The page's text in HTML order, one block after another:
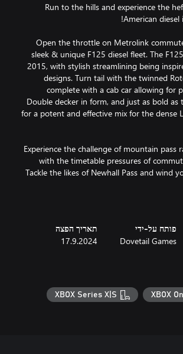
Run to the hills and experience the
Open the throttle on Metrolink
sleek & unique F125 diesel fleet. The
2015, with stylish streamlining being
designs. Turn tail with the twinned
complete with a cab car allowing for
Double decker in form, and just as bold as
for a potent and effective mix for the dense
Experience the challenge of mountain pass
with the timetable pressures of
Tackle the likes of Newhall Pass and wind
moment to enjoy the stunning views on
פותח על-ידי
Dovetail Games
תאריך הפצה
17.9.2024
XBOX
XBOX Series X|S